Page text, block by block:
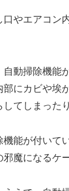
口やエアコン
自動掃除機能
部にカビや埃
てしまった
機能が付いて
魔になるケ